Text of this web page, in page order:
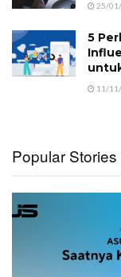
25/
5
11/
Popular Stories